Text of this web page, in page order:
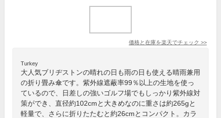
価格と在庫を楽天でチェック >>
Turkey
大人気ブリヂストンの晴れの日も雨の日も使える晴雨兼用
の折り畳み傘です。紫外線遮蔽率99％以上の生地を使っ
ているので、日差しの強いゴルフ場でもしっかり紫外線対
策ができ、直径約102cmと大きめなのに重さは約265gと
軽量で、さらに折りたたむと約26cmとコンパクト。カラ